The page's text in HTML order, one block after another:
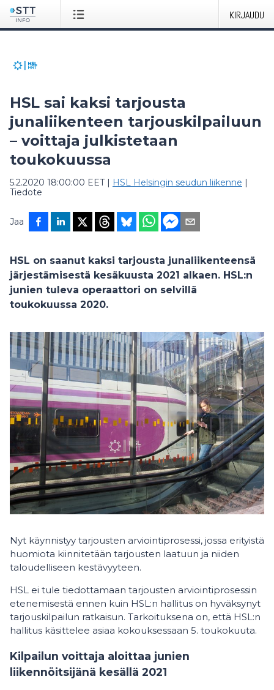
KIRJAUDU
HSL sai kaksi tarjousta
junaliikenteen tarjouskilpailuun
– voittaja julkistetaan
toukokuussa
5.2.2020 18:00:00 EET| HSL Helsingin seudun liikenne |
Tiedote
Jaa
HSL on saanut kaksi tarjousta junaliikenteensä
järjestämisestä kesäkuusta 2021 alkaen. HSL:n
junien tuleva operaattori on selvillä
toukokuussa 2020.
Nyt käynnistyy tarjousten arviointiprosessi, jossa erityistä
huomiota kiinnitetään tarjousten laatuun ja niiden
taloudelliseen kestävyyteen.
HSL ei tule tiedottamaan tarjousten arviointiprosessin
etenemisestä ennen kuin HSL:n hallitus on hyväksynyt
tarjouskilpailun ratkaisun. Tarkoituksena on, että HSL:n
hallitus käsittelee asiaa kokouksessaan 5. toukokuuta.
Kilpailun voittaja aloittaa junien
liikennöitsijänä kesällä 2021